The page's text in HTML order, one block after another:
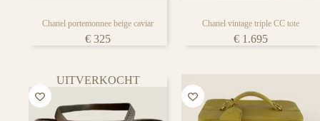
Chanel portemonnee beige caviar
€ 325
Chanel vintage triple CC tote
€ 1.695
UITVERKOCHT